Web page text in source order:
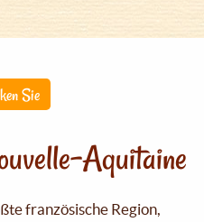
Sie
Aquitaine
französische Region,